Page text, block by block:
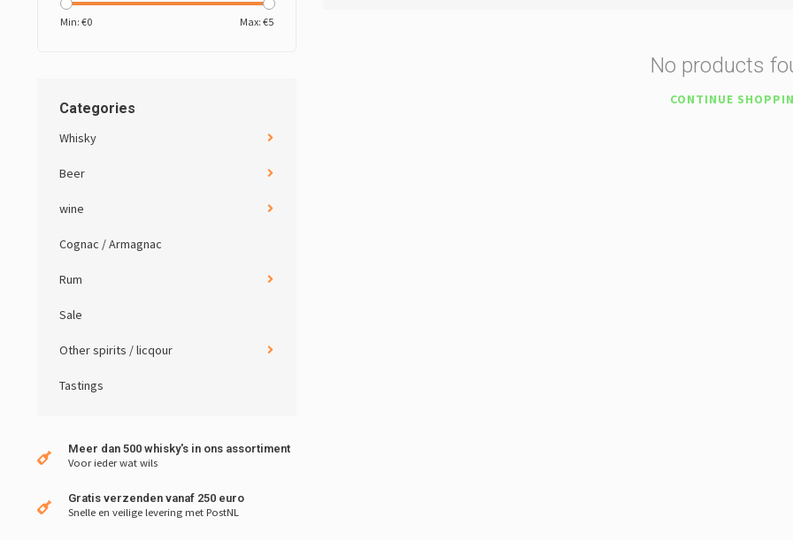
Min: €0 Max: €5
Categories
Whisky
Beer
wine
Cognac / Armagnac
Rum
Sale
Other spirits / licqour
Tastings
Meer dan 500 whisky's in ons assortiment
Voor ieder wat wils
Gratis verzenden vanaf 250 euro
Snelle en veilige levering met PostNL
No products
CONTINUE